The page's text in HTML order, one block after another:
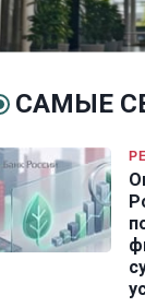
САМЫЕ